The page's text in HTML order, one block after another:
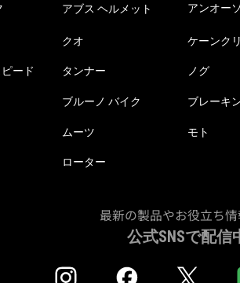
アブス ヘルメット アンオー
クオ ケーンク
ード タンナー ノグ
ブルーノ バイク ブレーキ
ムーツ モト
ローター
最新の製品やお役立ち
公式SNSで配信